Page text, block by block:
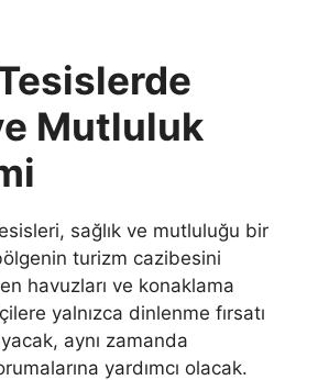
Mutluluk
sağlık ve mutluluğu bir
turizm cazibesini
havuzları ve konaklama
yalnızca dinlenme fırsatı
aynı zamanda
yardımcı olacak.